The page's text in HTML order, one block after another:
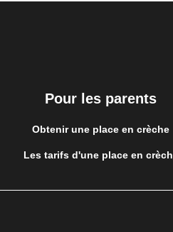
Pour les parents
Obtenir une place en crèche
Les tarifs d'une place en